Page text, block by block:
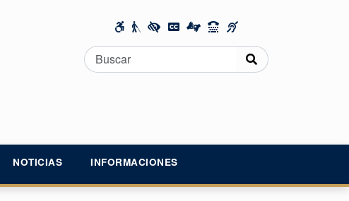
NOTICIAS INFORMACIONES